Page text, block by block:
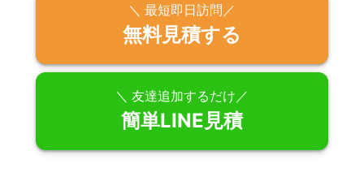
＼ 最短即日訪問／
無料見積する
＼ 友達追加するだけ／
簡単LINE見積